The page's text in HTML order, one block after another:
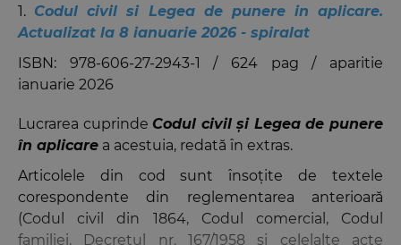
1. Codul civil si Legea de punere in aplicare.
Actualizat la 8 ianuarie 2026 - spiralat
ISBN: 978-606-27-2943-1
/ 624 pag / aparitie
ianuarie 2026
Lucrarea cuprinde Codul civil și Legea de punere
în aplicare a acestuia, redată în extras.
Articolele din cod sunt însoțite de textele
corespondente din reglementarea anterioară
(Codul civil din 1864, Codul comercial, Codul
familiei, Decretul nr. 167/1958 și celelalte acte